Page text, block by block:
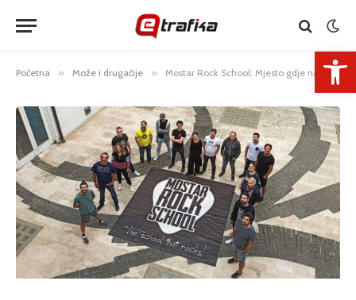
Početna » Može i drugačije » Mostar Rock School: Mjesto gdje nastaje dobra muzika